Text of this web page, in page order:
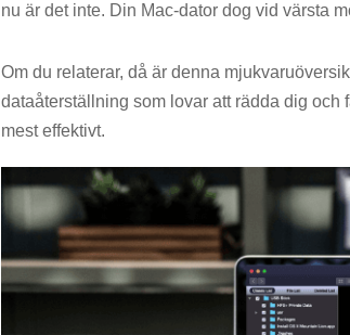
nu är det inte. Din Mac-dator dog vid värsta
Om du relaterar, då är denna
dataåterställning som lovar att rädda dig
mest effektivt.